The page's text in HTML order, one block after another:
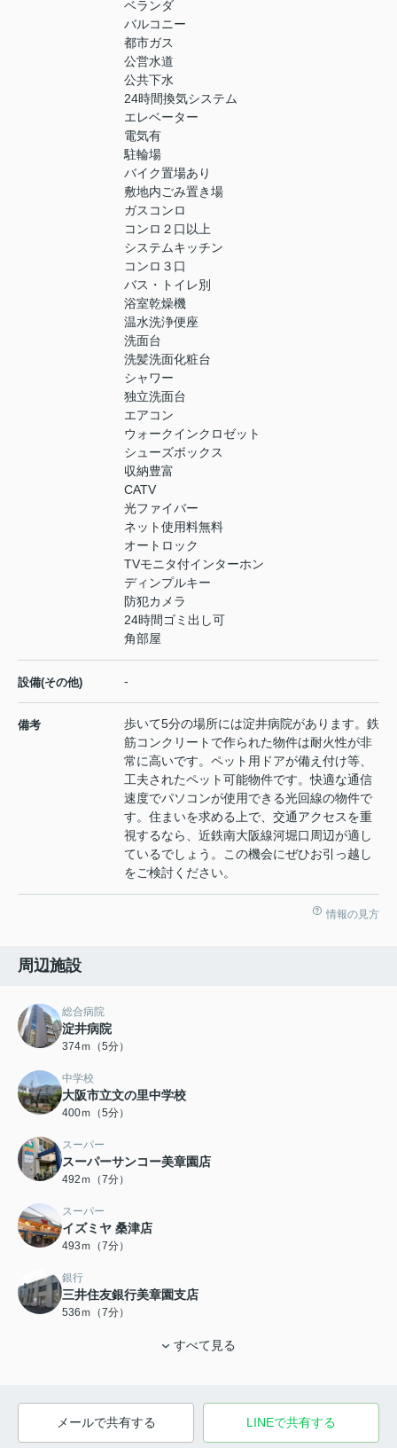
ベランダ
バルコニー
都市ガス
公営水道
公共下水
24時間換気システム
エレベーター
電気有
駐輪場
バイク置場あり
敷地内ごみ置き場
ガスコンロ
コンロ２口以上
システムキッチン
コンロ３口
バス・トイレ別
浴室乾燥機
温水洗浄便座
洗面台
洗髪洗面化粧台
シャワー
独立洗面台
エアコン
ウォークインクロゼット
シューズボックス
収納豊富
CATV
光ファイバー
ネット使用料無料
オートロック
TVモニタ付インターホン
ディンプルキー
防犯カメラ
24時間ゴミ出し可
角部屋
設備(その他) -
備考
歩いて5分の場所には淀井病院があります。鉄
筋コンクリートで作られた物件は耐火性が非
常に高いです。ペット用ドアが備え付け等、
工夫されたペット可能物件です。快適な通信
速度でパソコンが使用できる光回線の物件で
す。住まいを求める上で、交通アクセスを重
視するなら、近鉄南大阪線河堀口周辺が適し
ているでしょう。この機会にぜひお引っ越し
をご検討ください。
情報の見方
周辺施設
総合病院
淀井病院
374ｍ（5分）
中学校
大阪市立文の里中学校
400ｍ（5分）
スーパー
スーパーサンコー美章園店
492ｍ（7分）
スーパー
イズミヤ 桑津店
493ｍ（7分）
銀行
三井住友銀行美章園支店
536ｍ（7分）
すべて見る
メールで共有する LINEで共有する